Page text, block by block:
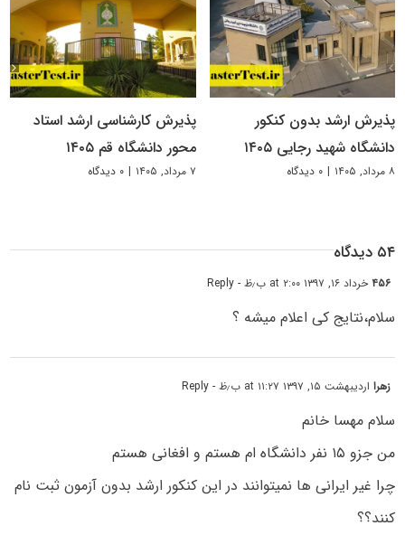
پذیرش ارشد بدون کنکور
دانشگاه شهید رجایی ۱۴۰۵
۸ مرداد, ۱۴۰۵ | ۰ دیدگاه
پذیرش کارشناسی ارشد استاد
محور دانشگاه قم ۱۴۰۵
۷ مرداد, ۱۴۰۵ | ۰ دیدگاه
۵۴ دیدگاه
۴۵۶خرداد ۱۶, ۱۳۹۷ at ۲:۰۰ ب٫ظ - Reply
سلام،نتایج کی اعلام میشه ؟
زهرااردیبهشت ۱۵, ۱۳۹۷ at ۱۱:۲۷ ب٫ظ - Reply
سلام مهسا خانم
من جزو ۱۵ نفر دانشگاه ام هستم و افغانی هستم
چرا غیر ایرانی ها نمیتوانند در این کنکور ارشد بدون آزمون ثبت نام
کنند؟؟